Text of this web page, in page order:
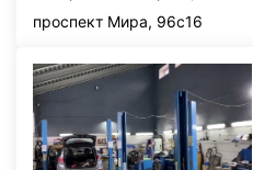
проспект Мира, 96с16